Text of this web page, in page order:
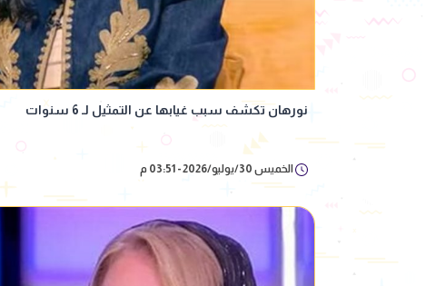
نورهان تكشف سبب غيابها عن التمثيل لـ 6 سنوات
الخميس 30/يوليو/2026 - 03:51 م